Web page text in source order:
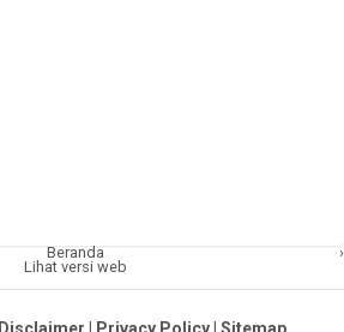
›
Beranda
Lihat versi web